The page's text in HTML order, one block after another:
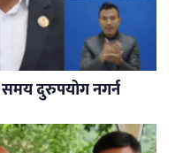
दुरुपयोग नगर्न